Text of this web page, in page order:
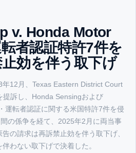
v. Honda Motor
者認証特許7件を
効を伴う取下げ
12月、Texas Eastern District Court
訴し、Honda Sensingおよび
運転者認証に関する米国特許7件を侵
の係争を経て、2025年2月に両当事
の請求は再訴禁止効を伴う取下げ、
わない取下げで決着した。